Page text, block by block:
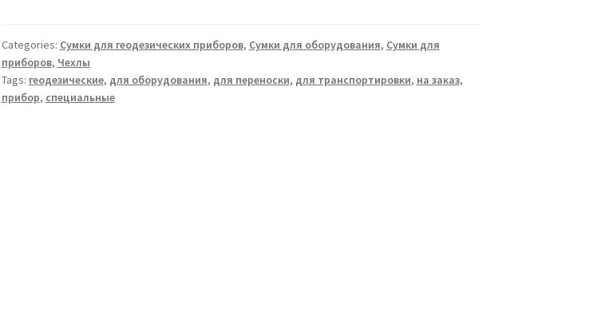
для
приборов
quantity
Categories: Сумки для геодезических приборов, Сумки для оборудования, Сумки для
приборов, Чехлы
Tags: геодезические, для оборудования, для переноски, для транспортировки, на заказ,
прибор, специальные